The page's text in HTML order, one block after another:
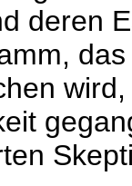
deren